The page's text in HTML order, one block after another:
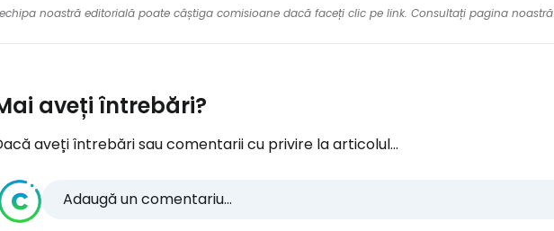
noastră editorială poate câștiga comisioane dacă faceți clic pe link. Consultați pagina noastră
aveți întrebări?
aveți întrebări sau comentarii cu privire la articolul...
Adaugă un comentariu...